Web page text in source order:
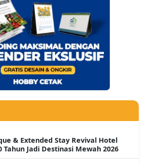
& Extended Stay Revival Hotel
Jadi Destinasi Mewah 2026